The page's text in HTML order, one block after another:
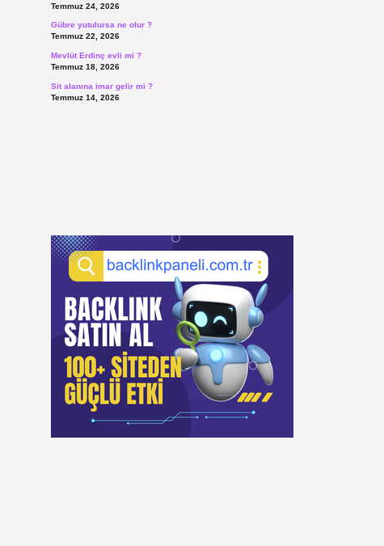
Temmuz 24, 2026
Gübre yutulursa ne olur ?
Temmuz 22, 2026
Mevlüt Erdinç evli mi ?
Temmuz 18, 2026
Sit alanına imar gelir mi ?
Temmuz 14, 2026